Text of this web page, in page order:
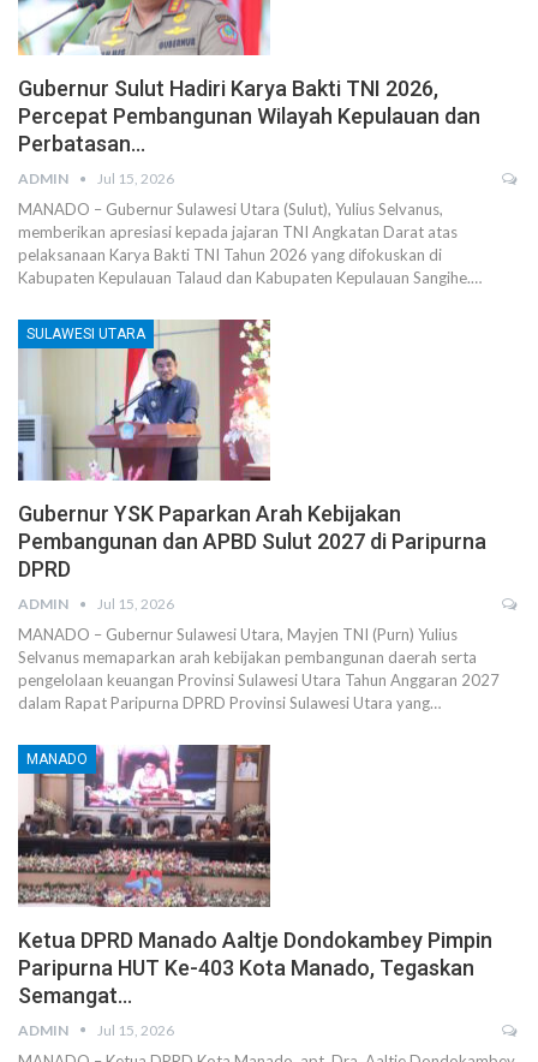
Gubernur Sulut Hadiri Karya Bakti TNI 2026,
Percepat Pembangunan Wilayah Kepulauan dan
Perbatasan…
ADMIN Jul 15, 2026
MANADO – Gubernur Sulawesi Utara (Sulut), Yulius Selvanus,
memberikan apresiasi kepada jajaran TNI Angkatan Darat atas
pelaksanaan Karya Bakti TNI Tahun 2026 yang difokuskan di
Kabupaten Kepulauan Talaud dan Kabupaten Kepulauan Sangihe.…
SULAWESI UTARA
Gubernur YSK Paparkan Arah Kebijakan
Pembangunan dan APBD Sulut 2027 di Paripurna
DPRD
ADMIN Jul 15, 2026
MANADO – Gubernur Sulawesi Utara, Mayjen TNI (Purn) Yulius
Selvanus memaparkan arah kebijakan pembangunan daerah serta
pengelolaan keuangan Provinsi Sulawesi Utara Tahun Anggaran 2027
dalam Rapat Paripurna DPRD Provinsi Sulawesi Utara yang…
MANADO
Ketua DPRD Manado Aaltje Dondokambey Pimpin
Paripurna HUT Ke-403 Kota Manado, Tegaskan
Semangat…
ADMIN Jul 15, 2026